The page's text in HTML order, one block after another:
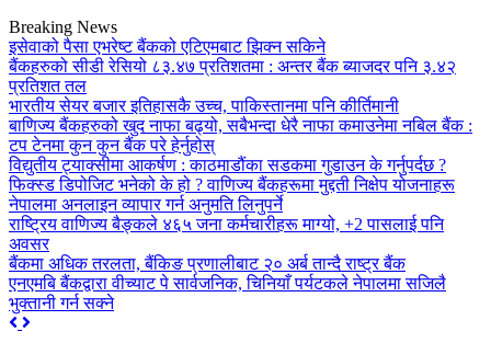
Breaking News
इसेवाको पैसा एभरेष्ट बैंकको एटिएमबाट झिक्न सकिने
बैंकहरुको सीडी रेसियो ८३.४७ प्रतिशतमा : अन्तर बैंक ब्याजदर पनि ३.४२
प्रतिशत तल
भारतीय सेयर बजार इतिहासकै उच्च, पाकिस्तानमा पनि कीर्तिमानी
बाणिज्य बैंकहरुको खुद नाफा बढ्यो, सबैभन्दा धेरै नाफा कमाउनेमा नबिल बैंक :
टप टेनमा कुन कुन बैंक परे हेर्नुहोस्
विद्युतीय ट्याक्सीमा आकर्षण : काठमाडौंका सडकमा गुडाउन के गर्नुपर्दछ ?
फिक्स्ड डिपोजिट भनेको के हो ? वाणिज्य बैंकहरूमा मुद्दती निक्षेप योजनाहरू
नेपालमा अनलाइन व्यापार गर्न अनुमति लिनुपर्ने
राष्ट्रिय वाणिज्य बैङ्कले ४६५ जना कर्मचारीहरू माग्यो, +2 पासलाई पनि
अवसर
बैंकमा अधिक तरलता, बैंकिङ प्रणालीबाट २० अर्ब तान्दै राष्ट्र बैंक
एनएमबि बैंकद्वारा वीच्याट पे सार्वजनिक, चिनियाँ पर्यटकले नेपालमा सजिलै
भुक्तानी गर्न सक्ने
Previous